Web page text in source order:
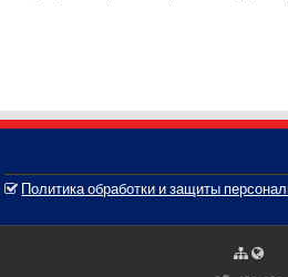
Политика обработки и защиты